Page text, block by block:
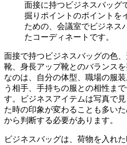
面接に持つビジネスバッグ
掘りポイントのポイントを
ための、会議室でビジネス
たコーディネートです。
面接で持つビジネスバッグの色
靴、身長アップ靴とのバランス
なのは、自分の体型、職場の服
う相手、手持ちの服との相性ま
す。ビジネスアイテムは写真で
た時の印象が変わることも多い
から判断する必要があります。
ビジネスバッグは、荷物を入れ